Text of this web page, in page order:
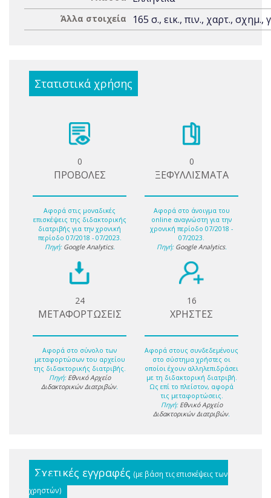
Άλλα στοιχεία 165 σ., εικ., πιν., χαρτ., σχημ.,
Στατιστικά χρήσης
0
ΠΡΟΒΟΛΕΣ
Αφορά στις μοναδικές
επισκέψεις της διδακτορικής
διατριβής για την χρονική
περίοδο 07/2018 - 07/2023.
Πηγή: Google Analytics.
0
ΞΕΦΥΛΛΙΣΜΑΤΑ
Αφορά στο άνοιγμα του
online αναγνώστη για την
χρονική περίοδο 07/2018 -
07/2023.
Πηγή: Google Analytics.
24
ΜΕΤΑΦΟΡΤΩΣΕΙΣ
Αφορά στο σύνολο των
μεταφορτώσων του αρχείου
της διδακτορικής διατριβής.
Πηγή: Εθνικό Αρχείο
Διδακτορικών Διατριβών.
16
ΧΡΗΣΤΕΣ
Αφορά στους συνδεδεμένους
στο σύστημα χρήστες οι
οποίοι έχουν αλληλεπιδράσει
με τη διδακτορική διατριβή.
Ως επί το πλείστον, αφορά
τις μεταφορτώσεις.
Πηγή: Εθνικό Αρχείο
Διδακτορικών Διατριβών.
Σχετικές εγγραφές (με βάση τις επισκέψεις των
χρηστών)